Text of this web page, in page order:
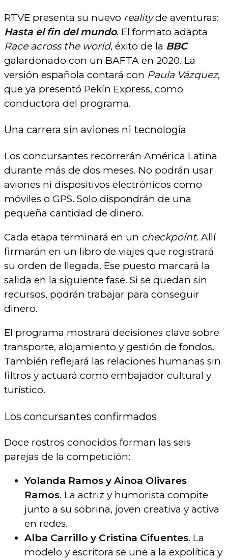
RTVE presenta su nuevo realityde aventuras:
Hasta el fin del mundo. El formato adapta
Race across the world, éxito de la BBC
galardonado con un BAFTA en 2020. La
versión española contará con Paula Vázquez,
que ya presentó Pekín Express, como
conductora del programa.
Una carrera sin aviones ni tecnología
Los concursantes recorrerán América Latina
durante más de dos meses. No podrán usar
aviones ni dispositivos electrónicos como
móviles o GPS. Solo dispondrán de una
pequeña cantidad de dinero.
Cada etapa terminará en un checkpoint. Allí
firmarán en un libro de viajes que registrará
su orden de llegada. Ese puesto marcará la
salida en la siguiente fase. Si se quedan sin
recursos, podrán trabajar para conseguir
dinero.
El programa mostrará decisiones clave sobre
transporte, alojamiento y gestión de fondos.
También reflejará las relaciones humanas sin
filtros y actuará como embajador cultural y
turístico.
Los concursantes confirmados
Doce rostros conocidos forman las seis
parejas de la competición:
Yolanda Ramos y Ainoa Olivares
Ramos. La actriz y humorista compite
junto a su sobrina, joven creativa y activa
en redes.
Alba Carrillo y Cristina Cifuentes. La
modelo y escritora se une a la expolítica y